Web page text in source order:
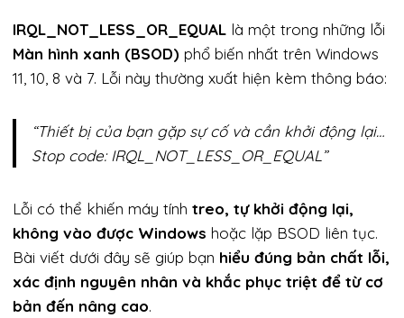
IRQL_NOT_LESS_OR_EQUAL là một trong những lỗi
Màn hình xanh (BSOD) phổ biến nhất trên Windows
11, 10, 8 và 7. Lỗi này thường xuất hiện kèm thông báo:
“Thiết bị của bạn gặp sự cố và cần khởi động lại…
Stop code: IRQL_NOT_LESS_OR_EQUAL”
Lỗi có thể khiến máy tính treo, tự khởi động lại,
không vào được Windows hoặc lặp BSOD liên tục.
Bài viết dưới đây sẽ giúp bạn hiểu đúng bản chất lỗi,
xác định nguyên nhân và khắc phục triệt để từ cơ
bản đến nâng cao.